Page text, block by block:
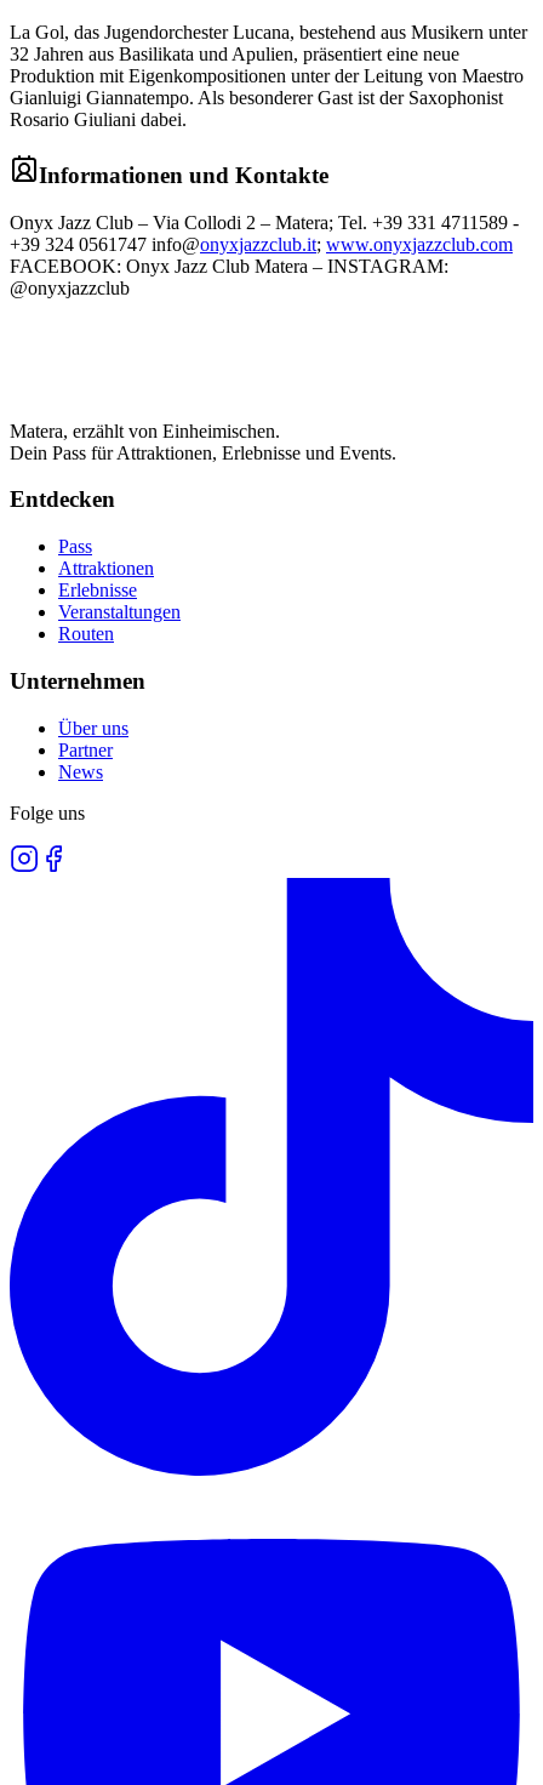
La Gol, das Jugendorchester Lucana, bestehend aus Musikern unter
32 Jahren aus Basilikata und Apulien, präsentiert eine neue
Produktion mit Eigenkompositionen unter der Leitung von Maestro
Gianluigi Giannatempo. Als besonderer Gast ist der Saxophonist
Rosario Giuliani dabei.
Informationen und Kontakte
Onyx Jazz Club – Via Collodi 2 – Matera; Tel. +39 331 4711589 -
+39 324 0561747 info@onyxjazzclub.it; www.onyxjazzclub.com
FACEBOOK: Onyx Jazz Club Matera – INSTAGRAM:
@onyxjazzclub
Matera, erzählt von Einheimischen.
Dein Pass für Attraktionen, Erlebnisse und Events.
Entdecken
Pass
Attraktionen
Erlebnisse
Veranstaltungen
Routen
Unternehmen
Über uns
Partner
News
Folge uns